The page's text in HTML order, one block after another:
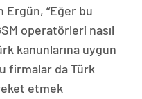
Ergün, “Eğer bu
operatörleri nasıl
kanunlarına uygun
firmalar da Türk
etmek